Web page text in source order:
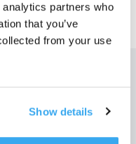
partners who
that you’ve
from your use
Show details